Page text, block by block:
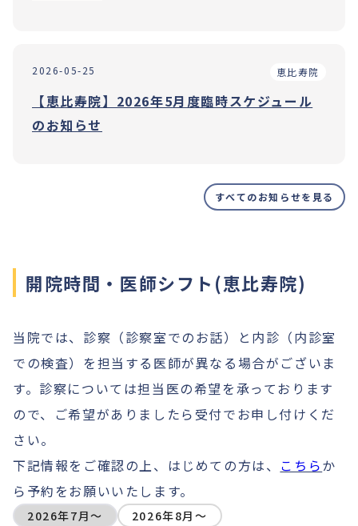
2026-05-25 恵比寿院
【恵比寿院】2026年5月度臨時スケジュール
のお知らせ
すべてのお知らせを見る
開院時間・医師シフト(恵比寿院)
当院では、診察（診察室でのお話）と内診（内診室
での検査）を担当する医師が異なる場合がございま
す。診察については担当医の希望を承っております
ので、ご希望がありましたら受付でお申し付けくだ
さい。
下記情報をご確認の上、はじめての方は、 こちらか
ら予約をお願いいたします。